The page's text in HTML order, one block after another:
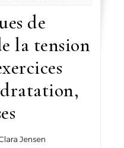
de
la tension
Jensen